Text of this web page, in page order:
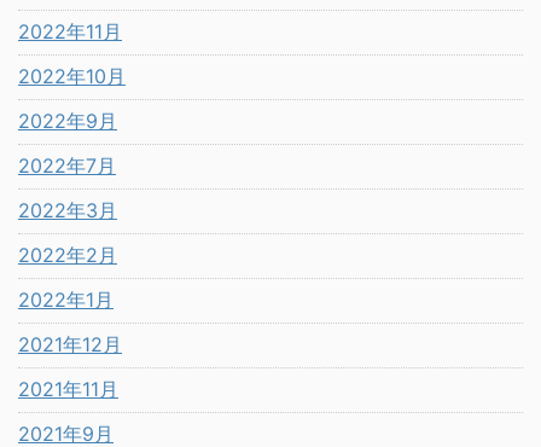
2022年11月
2022年10月
2022年9月
2022年7月
2022年3月
2022年2月
2022年1月
2021年12月
2021年11月
2021年9月